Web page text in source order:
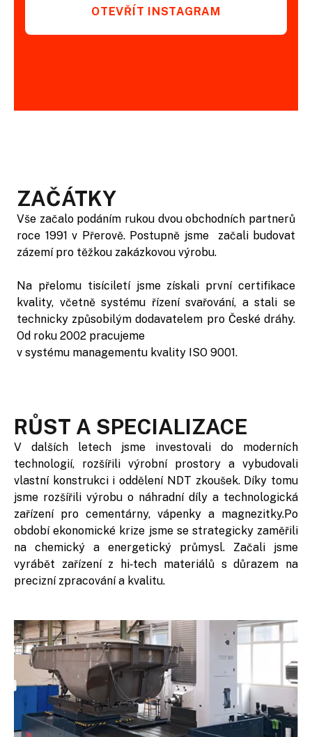
OTEVŘÍT INSTAGRAM
ZAČÁTKY
Vše začalo podáním rukou dvou obchodních partnerů
roce 1991 v Přerově. Postupně jsme začali budovat
zázemí pro těžkou zakázkovou výrobu.
Na přelomu tisíciletí jsme získali první certifikace
kvality, včetně systému řízení svařování, a stali se
technicky způsobilým dodavatelem pro České dráhy.
Od roku 2002 pracujeme
v systému managementu kvality ISO 9001.
RŮST A SPECIALIZACE
V dalších letech jsme investovali do moderních
technologií, rozšířili výrobní prostory a vybudovali
vlastní konstrukci i oddělení NDT zkoušek. Díky tomu
jsme rozšířili výrobu o náhradní díly a technologická
zařízení pro cementárny, vápenky a magnezitky.Po
období ekonomické krize jsme se strategicky zaměřili
na chemický a energetický průmysl. Začali jsme
vyrábět zařízení z hi‑tech materiálů s důrazem na
precizní zpracování a kvalitu.